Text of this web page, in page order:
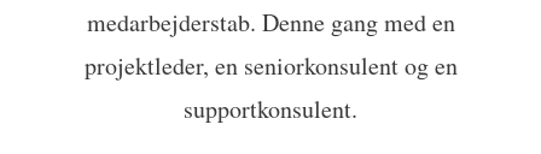
medarbejderstab. Denne gang med en
projektleder, en seniorkonsulent og en
supportkonsulent.